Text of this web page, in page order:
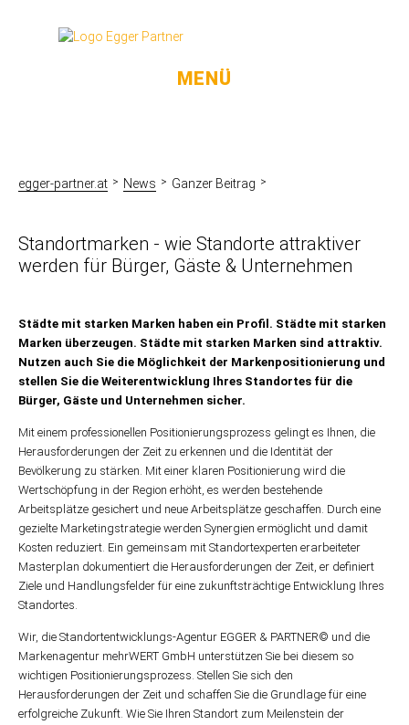
MENÜ
egger-partner.at News Ganzer Beitrag
Standortmarken - wie Standorte attraktiver
werden für Bürger, Gäste & Unternehmen
Städte mit starken Marken haben ein Profil. Städte mit starken
Marken überzeugen. Städte mit starken Marken sind attraktiv.
Nutzen auch Sie die Möglichkeit der Markenpositionierung und
stellen Sie die Weiterentwicklung Ihres Standortes für die
Bürger, Gäste und Unternehmen sicher.
Mit einem professionellen Positionierungsprozess gelingt es Ihnen, die
Herausforderungen der Zeit zu erkennen und die Identität der
Bevölkerung zu stärken. Mit einer klaren Positionierung wird die
Wertschöpfung in der Region erhöht, es werden bestehende
Arbeitsplätze gesichert und neue Arbeitsplätze geschaffen. Durch eine
gezielte Marketingstrategie werden Synergien ermöglicht und damit
Kosten reduziert. Ein gemeinsam mit Standortexperten erarbeiteter
Masterplan dokumentiert die Herausforderungen der Zeit, er definiert
Ziele und Handlungsfelder für eine zukunftsträchtige Entwicklung Ihres
Standortes.
Wir, die Standortentwicklungs-Agentur EGGER & PARTNER© und die
Markenagentur mehrWERT GmbH unterstützen Sie bei diesem so
wichtigen Positionierungsprozess. Stellen Sie sich den
Herausforderungen der Zeit und schaffen Sie die Grundlage für eine
erfolgreiche Zukunft. Wie Sie Ihren Standort zum Meilenstein der